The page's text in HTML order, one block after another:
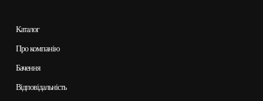
Каталог
Про компанію
Бачення
Відповідальність